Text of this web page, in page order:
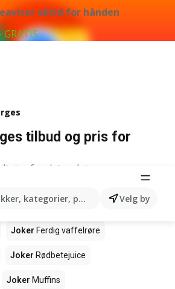
alltid for hånden
kategorier, produkter...Velg by
tilbud og pris for
for det ordet.
i butikkene Joker
Joker Makrell i tomat
Joker Ferdig vaffelrøre
Joker Rødbetejuice
Joker Muffins